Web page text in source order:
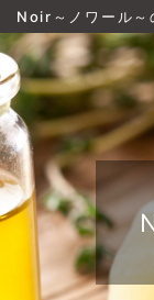
Noir～ノワール～